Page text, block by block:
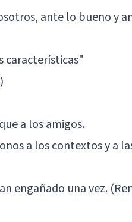
ante lo bueno y
características"
a los amigos.
a los contextos y a
engañado una vez.